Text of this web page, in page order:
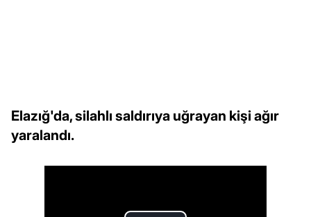
Elazığ'da, silahlı saldırıya uğrayan kişi ağır
yaralandı.